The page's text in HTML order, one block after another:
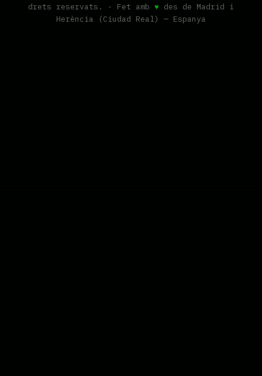
drets reservats. · Fet amb ♥ des de Madrid i
Herència (Ciudad Real) — Espanya